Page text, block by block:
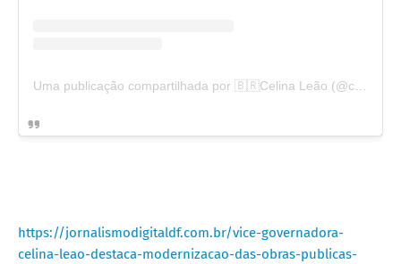
https://jornalismodigitaldf.com.br/vice-governadora-
celina-leao-destaca-modernizacao-das-obras-publicas-